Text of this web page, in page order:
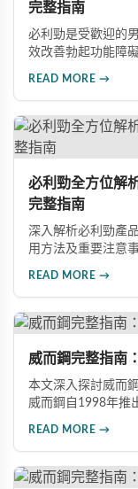
完整指南
必利勁是受歡迎的
效改善勃起功能障
READ MORE →
必利勁全方位解
完整指南
深入解析必利勁產
用方法及重要注意
READ MORE →
威而鋼完整指南
本文深入探討威而
威而鋼自1998年推
READ MORE →